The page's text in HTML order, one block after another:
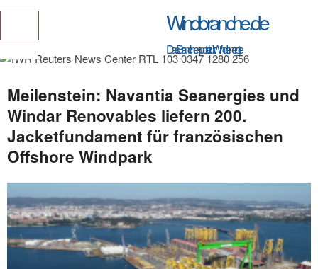
Windbranche.de
Das Branchenportal zur Windenergie
Meilenstein: Navantia Seanergies und
Windar Renovables liefern 200.
Jacketfundament für französischen
Offshore Windpark